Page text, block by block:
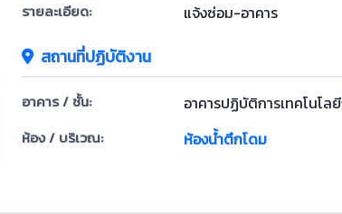
รายละเอียด: แจ้งซ่อม-อาคาร
สถานที่ปฏิบัติงาน
อาคาร / ชั้น: อาคารปฏิบัติการเทคโนโล
ห้อง / บริเวณ: ห้องน้ำตึกโดม